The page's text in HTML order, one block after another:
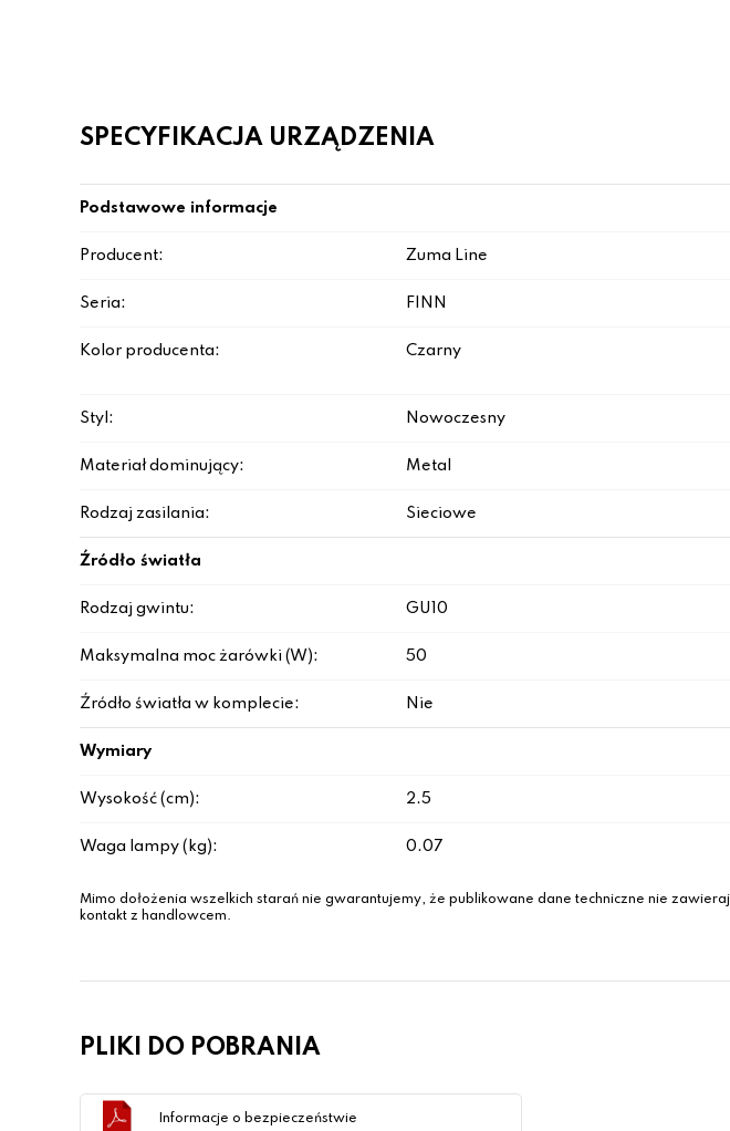
SPECYFIKACJA URZĄDZENIA
Podstawowe informacje
Producent: Zuma Line
Seria: FINN
Kolor producenta: Czarny
Styl: Nowoczesny
Materiał dominujący: Metal
Rodzaj zasilania: Sieciowe
Źródło światła
Rodzaj gwintu: GU10
Maksymalna moc żarówki (W): 50
Źródło światła w komplecie: Nie
Wymiary
Wysokość (cm): 2.5
Waga lampy (kg): 0.07
Mimo dołożenia wszelkich starań nie gwarantujemy, że publikowane dane techniczne nie
kontakt z handlowcem.
PLIKI DO POBRANIA
Informacje o bezpieczeństwie